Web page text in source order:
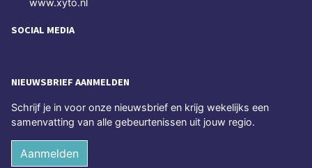
SOCIAL MEDIA
NIEUWSBRIEF AANMELDEN
Schrijf je in voor onze nieuwsbrief en krijg wekelijks een
samenvatting van alle gebeurtenissen uit jouw regio.
Aanmelden